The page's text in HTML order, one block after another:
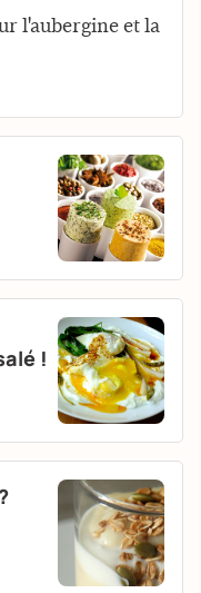
l'aubergine et la
!